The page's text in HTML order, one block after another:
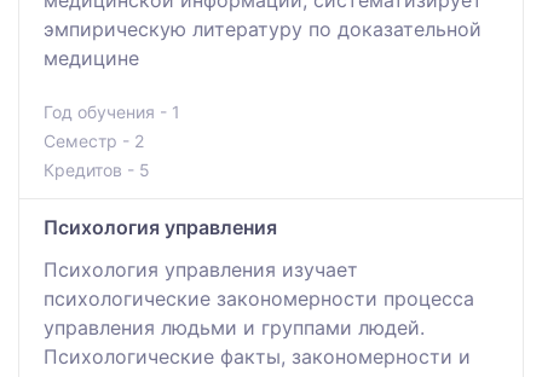
эмпирическую литературу по доказательной
медицине
Год обучения - 1
Семестр - 2
Кредитов - 5
Психология управления
Психология управления изучает
психологические закономерности процесса
управления людьми и группами людей.
Психологические факты, закономерности и